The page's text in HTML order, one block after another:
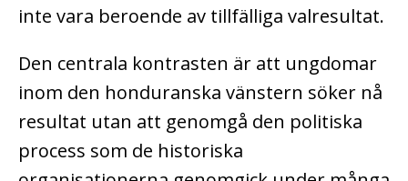
inte vara beroende av tillfälliga valresultat.
Den centrala kontrasten är att ungdomar
inom den honduranska vänstern söker nå
resultat utan att genomgå den politiska
process som de historiska